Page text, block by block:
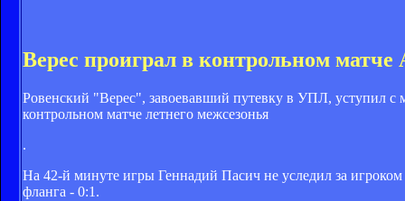
Верес проиграл в контрольном матче
Ровенский "Верес", завоевавший путевку в УПЛ, уступил с
контрольном матче летнего межсезонья
.
На 42-й минуте игры Геннадий Пасич не уследил за
фланга - 0:1.